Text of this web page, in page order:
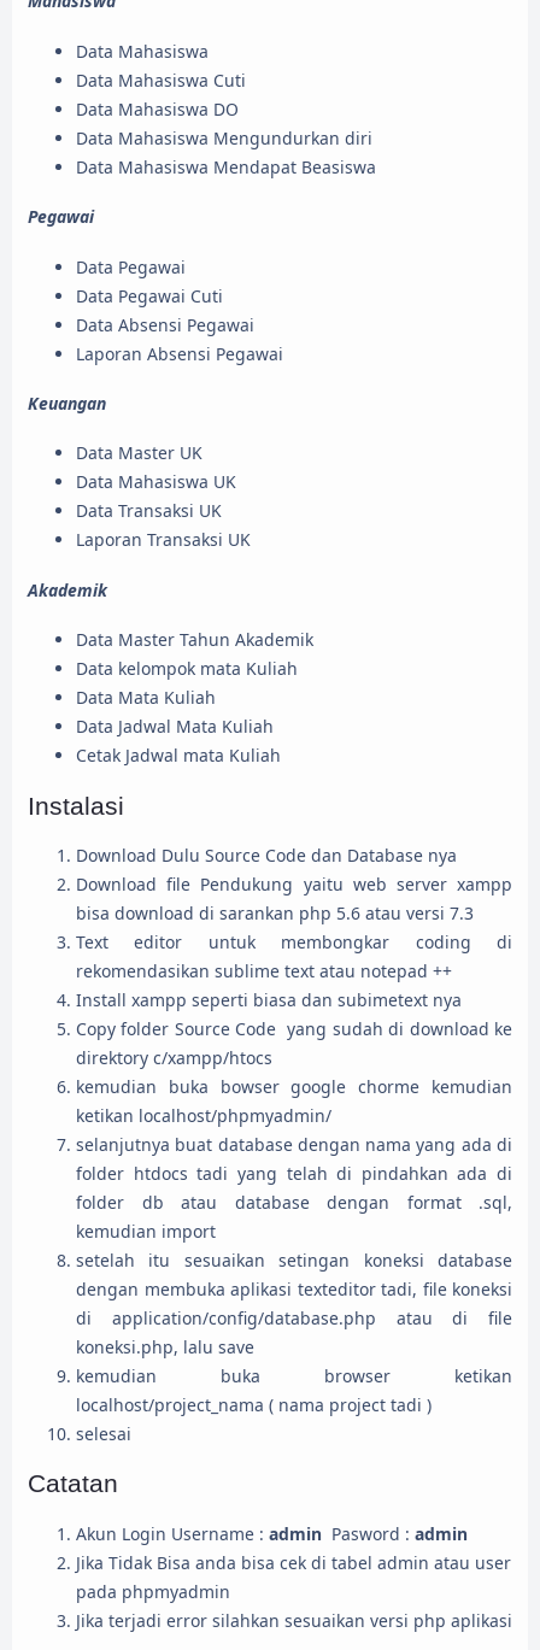
Data Mahasiswa
Data Mahasiswa Cuti
Data Mahasiswa DO
Data Mahasiswa Mengundurkan diri
Data Mahasiswa Mendapat Beasiswa
Pegawai
Data Pegawai
Data Pegawai Cuti
Data Absensi Pegawai
Laporan Absensi Pegawai
Keuangan
Data Master UK
Data Mahasiswa UK
Data Transaksi UK
Laporan Transaksi UK
Akademik
Data Master Tahun Akademik
Data kelompok mata Kuliah
Data Mata Kuliah
Data Jadwal Mata Kuliah
Cetak Jadwal mata Kuliah
Instalasi
Download Dulu Source Code dan Database nya
Download file Pendukung yaitu web server xampp
bisa download di sarankan php 5.6 atau versi 7.3
Text editor untuk membongkar coding di
rekomendasikan sublime text atau notepad ++
Install xampp seperti biasa dan subimetext nya
Copy folder Source Code yang sudah di download ke
direktory c/xampp/htocs
kemudian buka bowser google chorme kemudian
ketikan localhost/phpmyadmin/
selanjutnya buat database dengan nama yang ada di
folder htdocs tadi yang telah di pindahkan ada di
folder db atau database dengan format .sql,
kemudian import
setelah itu sesuaikan setingan koneksi database
dengan membuka aplikasi texteditor tadi, file koneksi
di application/config/database.php atau di file
koneksi.php, lalu save
kemudian buka browser ketikan
localhost/project_nama ( nama project tadi )
selesai
Catatan
Akun Login Username : admin Pasword : admin
Jika Tidak Bisa anda bisa cek di tabel admin atau user
pada phpmyadmin
Jika terjadi error silahkan sesuaikan versi php aplikasi